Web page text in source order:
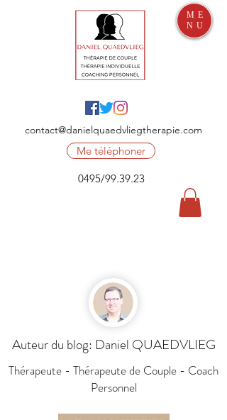
contact@danielquaedvliegtherapie.com
Me téléphoner
0495/99.39.23
ME
NU
Auteur du blog: Daniel QUAEDVLIEG
Thérapeute - Thérapeute de Couple - Coach
Personnel